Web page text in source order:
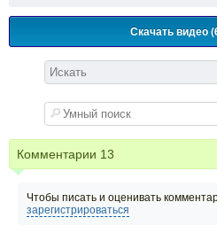
Скачать видео
Комментарии 13
Чтобы писать и оценивать
зарегистрироваться